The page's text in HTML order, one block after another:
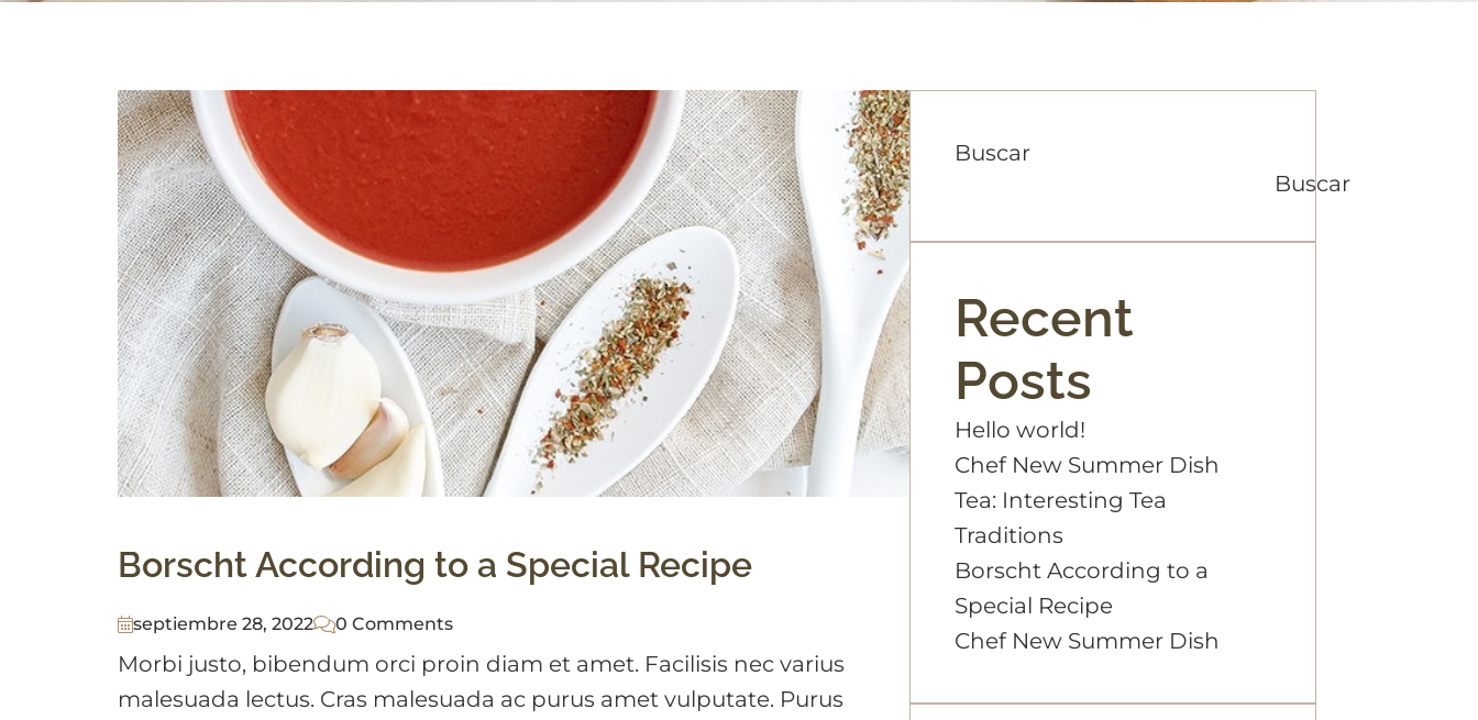
Borscht According to a Special Recipe
septiembre 28, 2022 0 Comments
Morbi justo, bibendum orci proin diam et amet. Facilisis nec varius
malesuada lectus. Cras malesuada ac purus amet vulputate. Purus
Buscar
Buscar
Recent
Posts
Hello world!
Chef New Summer Dish
Tea: Interesting Tea
Traditions
Borscht According to a
Special Recipe
Chef New Summer Dish